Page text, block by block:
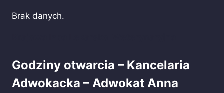
Brak danych.
Godziny otwarcia – Kancelaria
Adwokacka – Adwokat Anna